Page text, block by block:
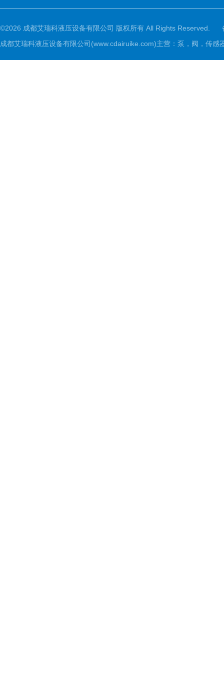
©2026 成都艾瑞科液压设备有限公司 版权所有 All Rights Reserved.
成都艾瑞科液压设备有限公司(www.cdairuike.com)主营：泵，阀，传